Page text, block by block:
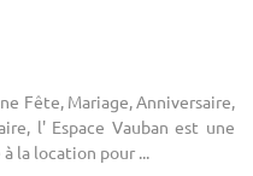
Fête, Mariage, Anniversaire,
l' Espace Vauban est une
la location pour ...